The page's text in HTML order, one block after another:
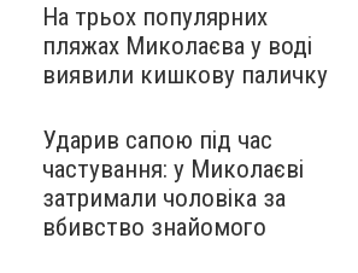
На трьох популярних
пляжах Миколаєва у воді
виявили кишкову паличку
Ударив сапою під час
частування: у Миколаєві
затримали чоловіка за
вбивство знайомого